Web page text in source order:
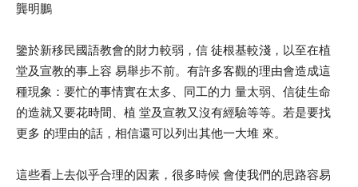
龔明鵬
鑒於新移民國語教會的財力較弱，信 徒根基較淺，以至在植
堂及宣教的事上容 易舉步不前。有許多客觀的理由會造成這
種現象：要忙的事情實在太多、同工的力 量太弱、信徒生命
的造就又要花時間、植 堂及宣教又沒有經驗等等。若是要找
更多 的理由的話，相信還可以列出其他一大堆 來。
這些看上去似乎合理的因素，很多時候 會使我們的思路容易